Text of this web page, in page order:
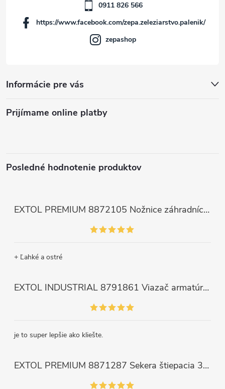
Informácie pre vás
0911 826 566
https://www.facebook.com/zepa.zeleziarstvo.palenik/
zepashop
Prijímame online platby
Posledné hodnotenie produktov
EXTOL PREMIUM 8872105 Nožnice záhradnícke dlhé úzke, 200mm, max. prestrih Ø6mm
+ Ľahké a ostré
EXTOL INDUSTRIAL 8791861 Viazač armatúr aku Share20V, bez aku, drôt 0,8mm, oko 8-34mm, bezuhlíkový motor
je to super lepšie ako kliešte.
EXTOL PREMIUM 8871287 Sekera štiepacia 3500g, nylónová násada 910mm